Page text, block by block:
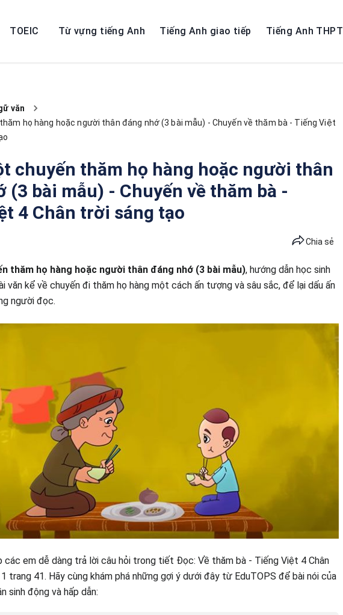
TOEIC Từ vựng tiếng Anh Tiếng Anh giao tiếp Tiếng Anh THPT
văn
họ hàng hoặc người thân đáng nhớ (3 bài mẫu) - Chuyến về thăm bà - Tiếng Việt
chuyến thăm họ hàng hoặc người thân
(3 bài mẫu) - Chuyến về thăm bà -
4 Chân trời sáng tạo
Chia sẻ
thăm họ hàng hoặc người thân đáng nhớ (3 bài mẫu), hướng dẫn học sinh
văn kể về chuyến đi thăm họ hàng một cách ấn tượng và sâu sắc, để lại dấu ấn
người đọc.
các em dễ dàng trả lời câu hỏi trong tiết Đọc: Về thăm bà - Tiếng Việt 4 Chân
trang 41. Hãy cùng khám phá những gợi ý dưới đây từ EduTOPS để bài nói của
sinh động và hấp dẫn: